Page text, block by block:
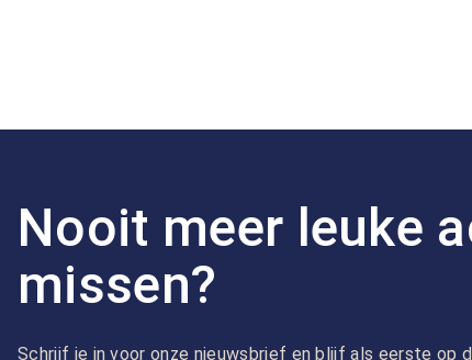
Nooit meer leuke
missen?
Schrijf je in voor onze nieuwsbrief en blijf als eerste op